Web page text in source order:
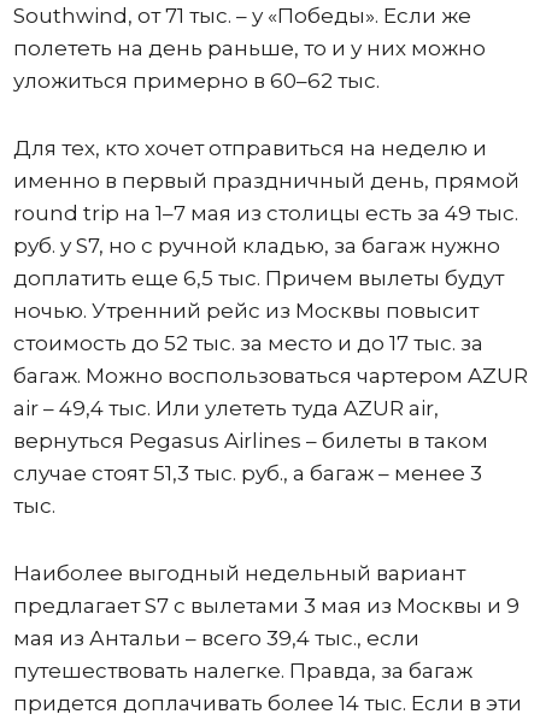
Southwind, от 71 тыс. – у «Победы». Если же
полететь на день раньше, то и у них можно
уложиться примерно в 60–62 тыс.
Для тех, кто хочет отправиться на неделю и
именно в первый праздничный день, прямой
round trip на 1–7 мая из столицы есть за 49 тыс.
руб. у S7, но с ручной кладью, за багаж нужно
доплатить еще 6,5 тыс. Причем вылеты будут
ночью. Утренний рейс из Москвы повысит
стоимость до 52 тыс. за место и до 17 тыс. за
багаж. Можно воспользоваться чартером AZUR
air – 49,4 тыс. Или улететь туда AZUR air,
вернуться Pegasus Airlines – билеты в таком
случае стоят 51,3 тыс. руб., а багаж – менее 3
тыс.
Наиболее выгодный недельный вариант
предлагает S7 c вылетами 3 мая из Москвы и 9
мая из Антальи – всего 39,4 тыс., если
путешествовать налегке. Правда, за багаж
придется доплачивать более 14 тыс. Если в эти